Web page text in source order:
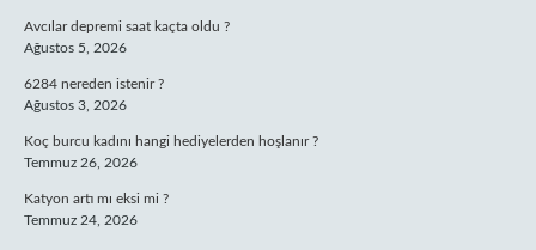
Avcılar depremi saat kaçta oldu ?
Ağustos 5, 2026
6284 nereden istenir ?
Ağustos 3, 2026
Koç burcu kadını hangi hediyelerden hoşlanır ?
Temmuz 26, 2026
Katyon artı mı eksi mi ?
Temmuz 24, 2026